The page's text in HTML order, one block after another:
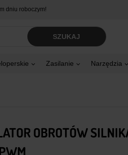
dniu roboczym!
SZUKAJ
Zasilanie Narzędzia
OBROTÓW